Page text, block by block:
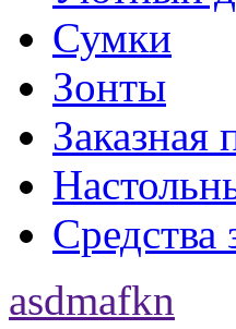
Сумки
Зонты
Заказная
asdmafkn